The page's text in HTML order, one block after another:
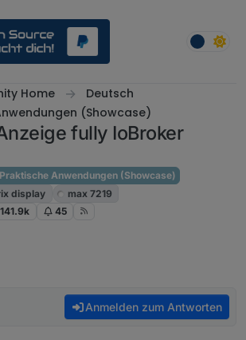
Home
Deutsch
(Showcase)
fully IoBroker
Anwendungen (Showcase)
display
max 7219
141.9k 45
Anmelden zum Antworten